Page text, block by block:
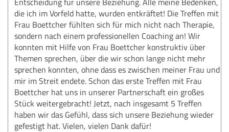
die ich im Vorfeld hatte, wurden entkräftet! Die Treffen mit
Frau Boettcher fühlten sich für mich nicht nach Therapie,
sondern nach einem professionellen Coaching an! Wir
konnten mit Hilfe von Frau Boettcher konstruktiv über
Themen sprechen, über die wir schon lange nicht mehr
sprechen konnten, ohne dass es zwischen meiner Frau und
mir im Streit endete. Schon das erste Treffen mit Frau
Boettcher hat uns in unserer Partnerschaft ein großes
Stück weitergebracht! Jetzt, nach insgesamt 5 Treffen
haben wir das Gefühl, dass sich unsere Beziehung wieder
gefestigt hat. Vielen, vielen Dank dafür!